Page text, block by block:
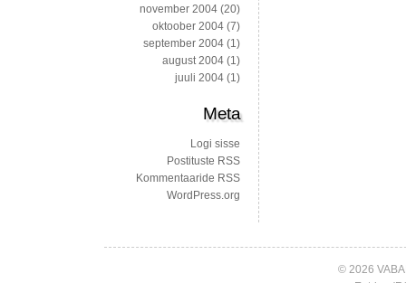
november 2004 (20)
oktoober 2004 (7)
september 2004 (1)
august 2004 (1)
juuli 2004 (1)
Meta
Logi sisse
Postituste RSS
Kommentaaride RSS
WordPress.org
© 2026